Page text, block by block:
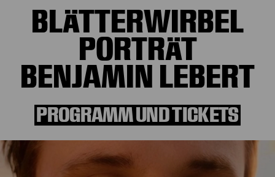
BLÄTTERWIRBEL
PORTRÄT
BENJAMIN LEBERT
PROGRAMM UND TICKETS